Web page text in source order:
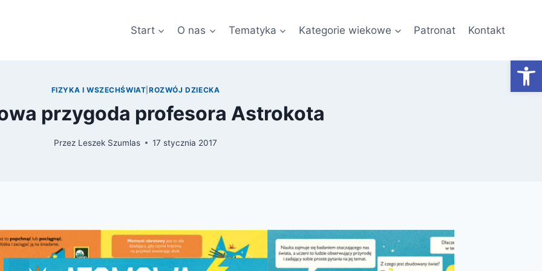
Start O nas Tematyka Kategorie wiekowe Patronat Kontakt
FIZYKA I WSZECHŚWIAT |ROZWÓJ DZIECKA
przygoda profesora Astrokota
Przez Leszek Szumlas 17 stycznia 2017